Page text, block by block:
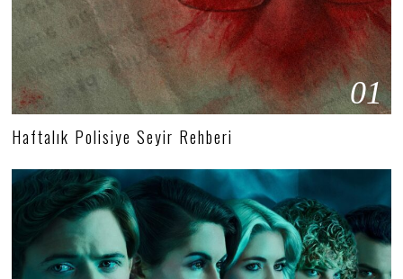
01
Haftalık Polisiye Seyir Rehberi